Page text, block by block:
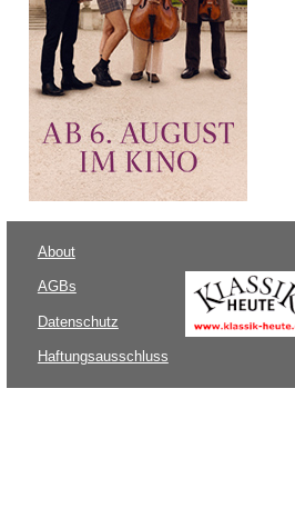
About
AGBs
Datenschutz
Haftungsausschluss